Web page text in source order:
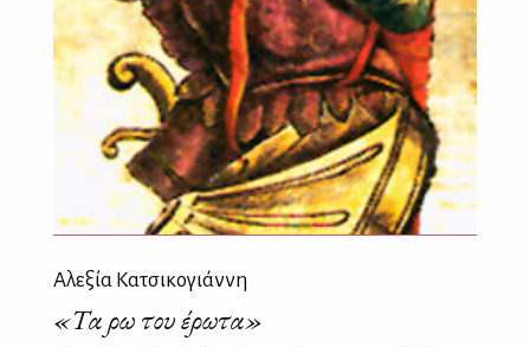
Αλεξία Κατσικογιάννη
«Τα ρω του έρωτα»